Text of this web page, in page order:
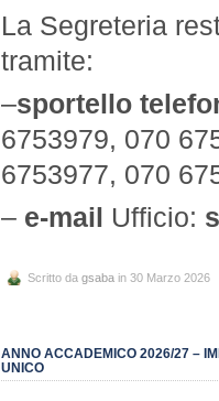
La Segreteria
tramite:
–sportello
6753979, 070
6753977, 070
– e-mail Ufficio:
Scritto da gsaba in 30 Marzo 2026
ANNO ACCADEMICO 2026/27 –
UNICO